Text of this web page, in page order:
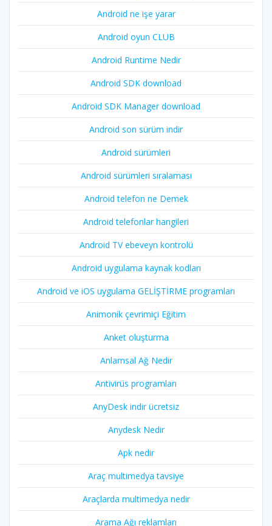
Android ne işe yarar
Android oyun CLUB
Android Runtime Nedir
Android SDK download
Android SDK Manager download
Android son sürüm indir
Android sürümleri
Android sürümleri sıralaması
Android telefon ne Demek
Android telefonlar hangileri
Android TV ebeveyn kontrolü
Android uygulama kaynak kodları
Android ve iOS uygulama GELİŞTİRME programları
Animonik çevrimiçi Eğitim
Anket oluşturma
Anlamsal Ağ Nedir
Antivirüs programları
AnyDesk indir ücretsiz
Anydesk Nedir
Apk nedir
Araç multimedya tavsiye
Araçlarda multimedya nedir
Arama Ağı reklamları